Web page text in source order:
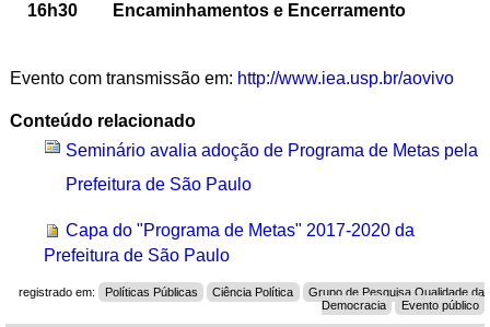
16h30 Encaminhamentos e Encerramento
Evento com transmissão em: http://www.iea.usp.br/aovivo
Conteúdo relacionado
Seminário avalia adoção de Programa de Metas pela
Prefeitura de São Paulo
Capa do "Programa de Metas" 2017-2020 da
Prefeitura de São Paulo
registrado em: Políticas Públicas Ciência Política
Grupo de Pesquisa Qualidade da
Democracia
Evento público